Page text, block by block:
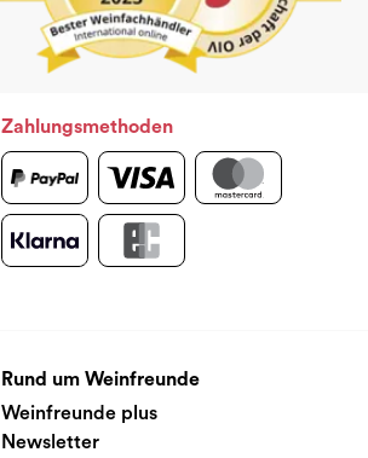
Zahlungsmethoden
Rund um Weinfreunde
Weinfreunde plus
Newsletter